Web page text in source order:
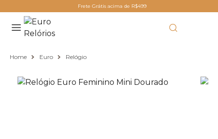
Frete Grátis acima de R$499
Home Euro Relógio